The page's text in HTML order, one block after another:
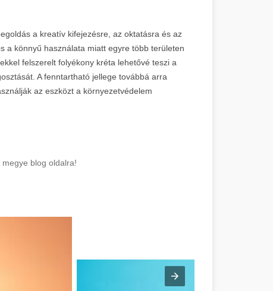
a kreatív kifejezésre, az oktatásra és az
a könnyű használata miatt egyre több területen
felszerelt folyékony kréta lehetővé teszi a
A fenntartható jellege továbbá arra
az eszközt a környezetvédelem
blog oldalra!